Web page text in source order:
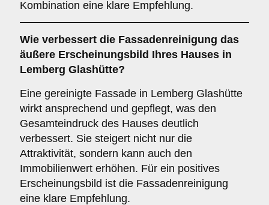
Kombination eine klare Empfehlung.
Wie verbessert die Fassadenreinigung das
äußere Erscheinungsbild Ihres Hauses in
Lemberg Glashütte?
Eine gereinigte Fassade in Lemberg Glashütte
wirkt ansprechend und gepflegt, was den
Gesamteindruck des Hauses deutlich
verbessert. Sie steigert nicht nur die
Attraktivität, sondern kann auch den
Immobilienwert erhöhen. Für ein positives
Erscheinungsbild ist die Fassadenreinigung
eine klare Empfehlung.